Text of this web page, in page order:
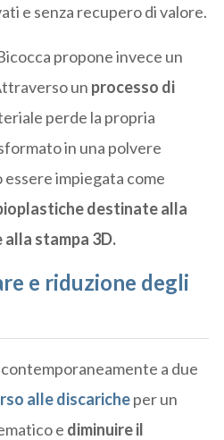
e senza recupero di valore.
propone invece un
un processo di
perde la propria
in una polvere
impiegata come
destinate alla
stampa 3D.
e riduzione degli
a due
alle discaricheper un
e diminuire il